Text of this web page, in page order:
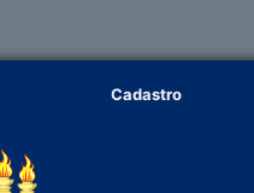
Cadastro